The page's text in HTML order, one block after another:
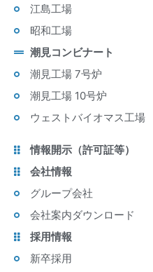
江島工場
昭和工場
潮見コンビナート
潮見工場 7号炉
潮見工場 10号炉
ウェストバイオマス工場
情報開示（許可証等）
会社情報
グループ会社
会社案内ダウンロード
採用情報
新卒採用